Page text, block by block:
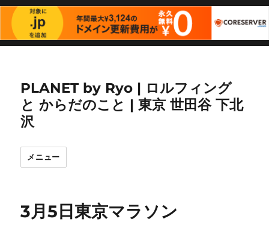
PLANET by Ryo | ロルフィング
と からだのこと | 東京 世田谷 下北
沢
メニュー
3月5日東京マラソン